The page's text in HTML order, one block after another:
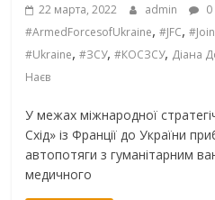
22 марта, 2022 admin
#ArmedForcesofUkraine,#JFC,
#Ukraine,#ЗСУ,#КОСЗСУ, Діана
Наєв
У межах міжнародної
Схід» із Франції до України
автопотяги з гуманітарним
медичного